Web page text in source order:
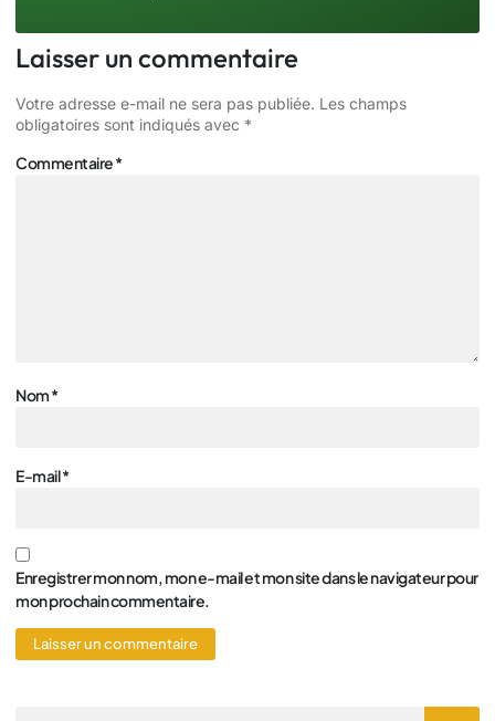
Laisser un commentaire
Votre adresse e-mail ne sera pas publiée. Les champs
obligatoires sont indiqués avec *
Commentaire*
Nom*
E-mail*
Enregistrer mon nom, mon e-mail et mon site dans le navigateur pour
mon prochain commentaire.